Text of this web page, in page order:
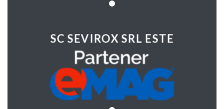
SC SEVIROX SRL ESTE